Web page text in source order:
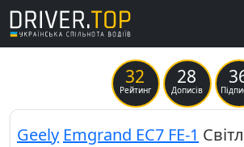
32
Рейтинг
28
Дописів
Geely Emgrand EC7 FE-1